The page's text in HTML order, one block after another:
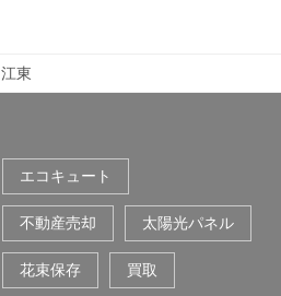
江東
エコキュート
不動産売却 太陽光パネル
花束保存 買取